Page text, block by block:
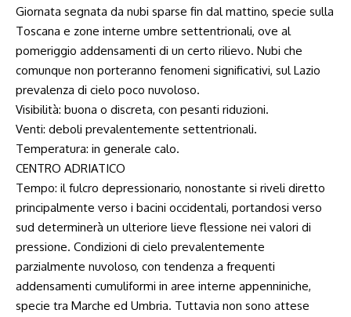
Giornata segnata da nubi sparse fin dal mattino, specie sulla
Toscana e zone interne umbre settentrionali, ove al
pomeriggio addensamenti di un certo rilievo. Nubi che
comunque non porteranno fenomeni significativi, sul Lazio
prevalenza di cielo poco nuvoloso.
Visibilità: buona o discreta, con pesanti riduzioni.
Venti: deboli prevalentemente settentrionali.
Temperatura: in generale calo.
CENTRO ADRIATICO
Tempo: il fulcro depressionario, nonostante si riveli diretto
principalmente verso i bacini occidentali, portandosi verso
sud determinerà un ulteriore lieve flessione nei valori di
pressione. Condizioni di cielo prevalentemente
parzialmente nuvoloso, con tendenza a frequenti
addensamenti cumuliformi in aree interne appenniniche,
specie tra Marche ed Umbria. Tuttavia non sono attese